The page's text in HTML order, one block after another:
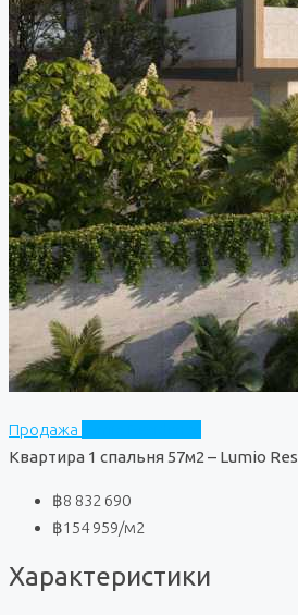
Продажа
Квартира 1 спальня 57м2 – Lumio
฿8 832 690
฿154 959/м2
Характеристики